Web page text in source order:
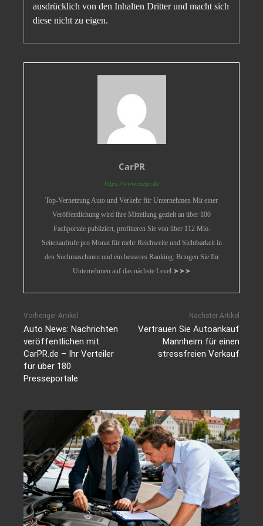
ausdrücklich von den Inhalten Dritter und macht sich
diese nicht zu eigen.
CarPR
https://www.carpr.de
Top-Vernetzung Auto und Verkehr für Unternehmen Mit einer
Veröffentlichung wird ihre Mitteilung gezielt an über 100
Fachportale publiziert, profitieren Sie von über 112 Mio.
Seitenaufrufe pro Monat für mehr Reichweite und Sichtbarkeit in
den Suchmaschinen und ein besseres Ranking. Bringen Sie Ihr
Unternehmen auf das nächste Level ➤➤➤
Vorheriger Artikel
Auto News: Nachrichten
veröffentlichen mit
CarPR.de – Ihr Verteiler
für über 180
Presseportale
Nächster Artikel
Vertrauen Sie Autoankauf
Mannheim für einen
stressfreien Verkauf